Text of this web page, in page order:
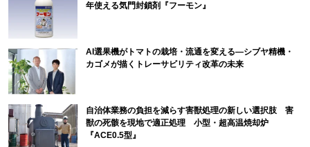
年使える気門封鎖剤『フーモン』
AI選果機がトマトの栽培・流通を変える―シブヤ精機・
カゴメが描くトレーサビリティ改革の未来
自治体業務の負担を減らす害獣処理の新しい選択肢 害
獣の死骸を現地で適正処理 小型・超高温焼却炉
『ACE0.5型』